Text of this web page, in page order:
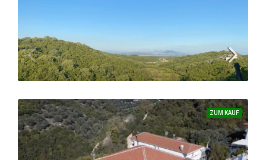
Besonderes Baugrundstück mit einem fantastischen Blick auf Tivat, Porto Novi und Porto Montenegro
289.000 €
ZUM KAUF